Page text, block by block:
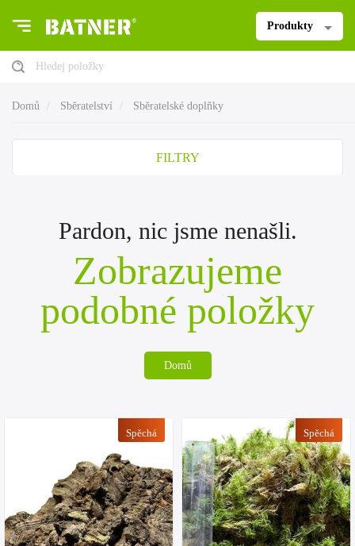
Produkty
Hledej položky
Domů Sběratelství Sběratelské doplňky
FILTRY
Pardon, nic jsme nenašli.
Zobrazujeme
podobné položky
Domů
Spěchá Spěchá